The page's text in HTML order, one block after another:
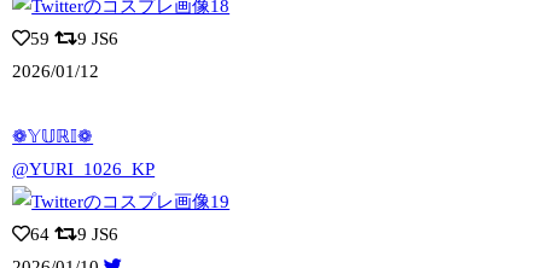
59 9 JS6
2026/01/12
❁𝕐𝕌ℝ𝕀❁
@YURI_1026_KP
64 9 JS6